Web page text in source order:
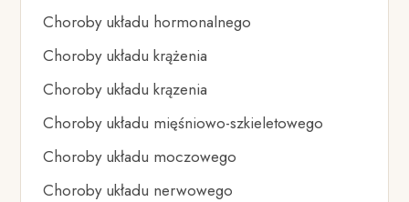
Choroby układu hormonalnego
Choroby układu krążenia
Choroby układu krązenia
Choroby układu mięśniowo-szkieletowego
Choroby układu moczowego
Choroby układu nerwowego